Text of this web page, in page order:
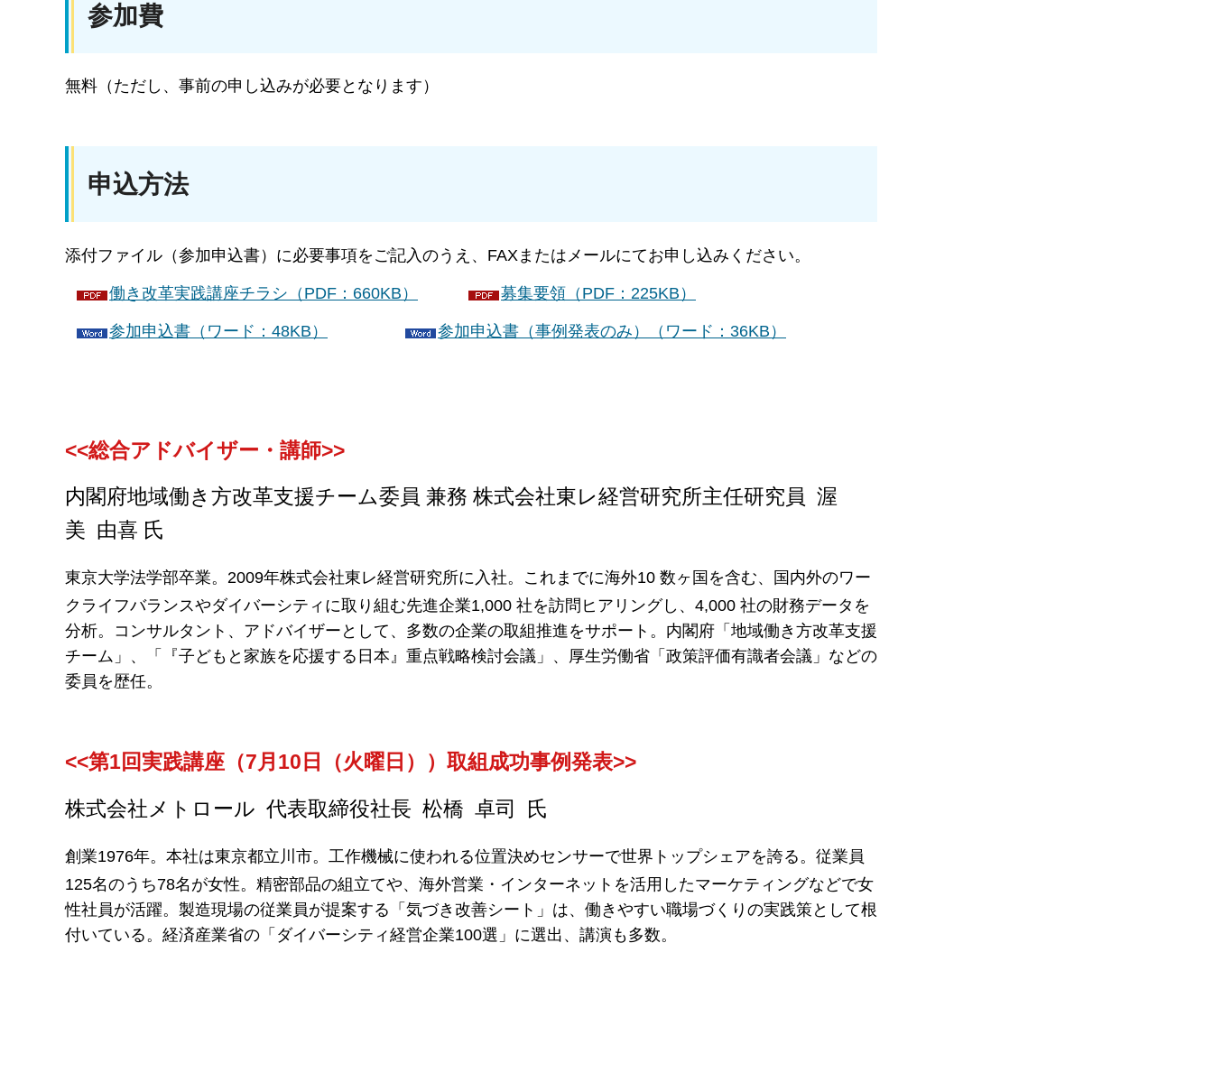
参加費
無料（ただし、事前の申し込みが必要となります）
申込方法
添付ファイル（参加申込書）に必要事項をご記入のうえ、FAXまたはメールにてお申し込みください。
働き改革実践講座チラシ（PDF：660KB） 募集要領（PDF：225KB）
参加申込書（ワード：48KB） 参加申込書（事例発表のみ）（ワード：36KB）
<<総合アドバイザー・講師>>
内閣府地域働き方改革支援チーム委員 兼務 株式会社東レ経営研究所主任研究員 渥
美 由喜 氏
東京大学法学部卒業。2009年株式会社東レ経営研究所に入社。これまでに海外10 数ヶ国を含む、国内外のワー
クライフバランスやダイバーシティに取り組む先進企業1,000 社を訪問ヒアリングし、4,000 社の財務データを
分析。コンサルタント、アドバイザーとして、多数の企業の取組推進をサポート。内閣府「地域働き方改革支援
チーム」、「『子どもと家族を応援する日本』重点戦略検討会議」、厚生労働省「政策評価有識者会議」などの
委員を歴任。
<<第1回実践講座（7月10日（火曜日））取組成功事例発表>>
株式会社メトロール 代表取締役社長 松橋 卓司 氏
創業1976年。本社は東京都立川市。工作機械に使われる位置決めセンサーで世界トップシェアを誇る。従業員
125名のうち78名が女性。精密部品の組立てや、海外営業・インターネットを活用したマーケティングなどで女
性社員が活躍。製造現場の従業員が提案する「気づき改善シート」は、働きやすい職場づくりの実践策として根
付いている。経済産業省の「ダイバーシティ経営企業100選」に選出、講演も多数。